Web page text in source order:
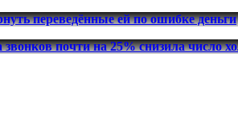
переведённые ей по ошибке деньги
почти на 25% снизила число